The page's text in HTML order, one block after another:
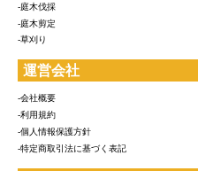
-庭木伐採
-庭木剪定
-草刈り
運営会社
-会社概要
-利用規約
-個人情報保護方針
-特定商取引法に基づく表記